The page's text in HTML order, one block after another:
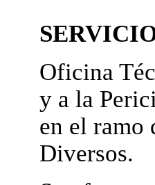
Oficina
y a la
en el ramo
Diversos.